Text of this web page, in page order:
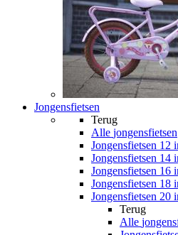
Jongensfietsen
Terug
Alle jongensfietsen
Jongensfietsen 12
Jongensfietsen 14
Jongensfietsen 16
Jongensfietsen 18
Jongensfietsen 20
Terug
Alle